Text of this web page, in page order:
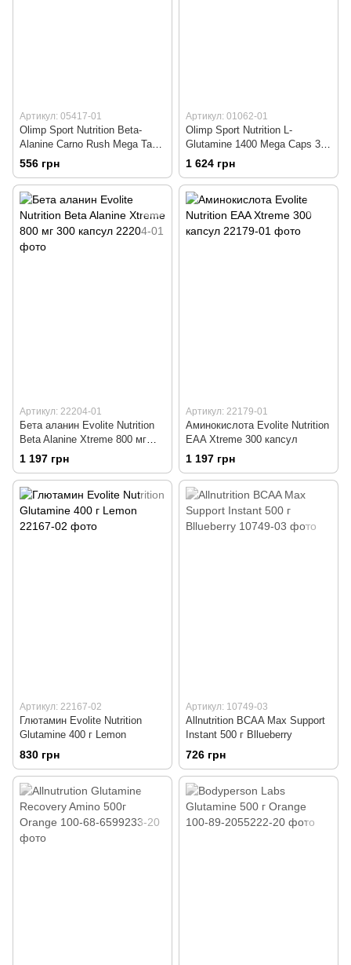
Артикул: 05417-01
Olimp Sport Nutrition Beta-
Alanine Carno Rush Mega Tabs
80 таблеток
556 грн
Артикул: 01062-01
Olimp Sport Nutrition L-
Glutamine 1400 Mega Caps 300
капсул
1 624 грн
Артикул: 22204-01
Бета аланин Evolite Nutrition
Beta Alanine Xtreme 800 мг
300 капсул
1 197 грн
Артикул: 22179-01
Аминокислота Evolite Nutrition
EAA Xtreme 300 капсул
1 197 грн
Артикул: 22167-02
Глютамин Evolite Nutrition
Glutamine 400 г Lemon
830 грн
Артикул: 10749-03
Allnutrition BCAA Max Support
Instant 500 г Bllueberry
726 грн